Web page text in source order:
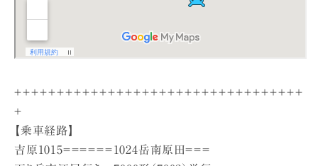
＋＋＋＋＋＋＋＋＋＋＋＋＋＋＋＋＋＋＋＋＋＋＋＋＋＋＋＋＋＋＋＋＋＋
＋
【乗車経路】
吉原1015＝＝＝＝＝＝1024岳南原田＝＝＝